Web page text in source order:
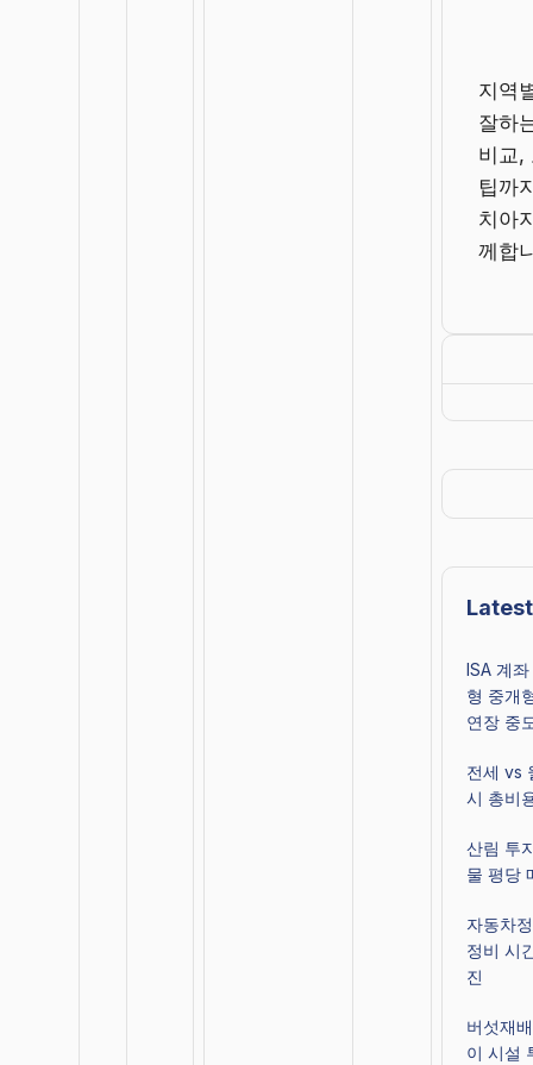
지역
잘하
비교,
팁까
치아
께합
ISA 계
형 중개
연장 중
전세 vs
시 총비
산림 투
물 평당
자동차
정비 시
진
버섯재
이 시설